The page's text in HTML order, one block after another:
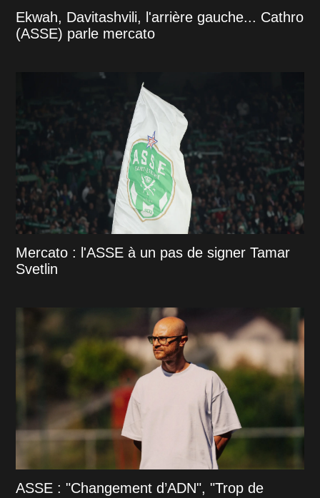
Ekwah, Davitashvili, l'arrière gauche... Cathro
(ASSE) parle mercato
Mercato : l'ASSE à un pas de signer Tamar
Svetlin
ASSE : "Changement d’ADN", "Trop de